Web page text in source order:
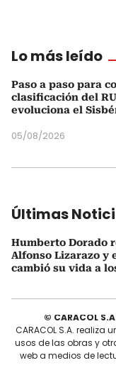
Lo más leído
Paso a paso para
clasificación del
evoluciona el
05/08/2026
Últimas
Humberto Dorado
Alfonso Lizarazo y
cambió su vida a
© CARACOL
CARACOL S.A. realiza
usos de las obras y
web a medios de